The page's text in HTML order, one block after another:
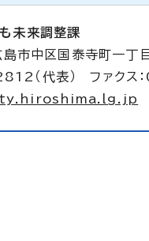
未来調整課
中区国泰寺町一丁目
（代表） ファク